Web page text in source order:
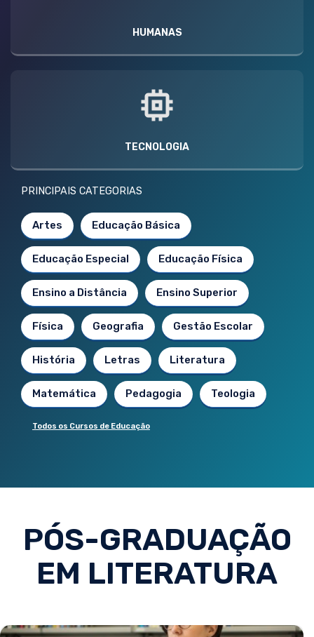
HUMANAS
TECNOLOGIA
PRINCIPAIS CATEGORIAS
Artes Educação Básica
Educação Especial Educação Física
Ensino a Distância Ensino Superior
Física Geografia Gestão Escolar
História Letras Literatura
Matemática Pedagogia Teologia
Todos os Cursos de Educação
PÓS-GRADUAÇÃO
EM LITERATURA